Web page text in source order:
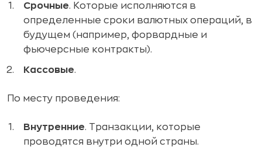
Срочные. Которые исполняются в
определенные сроки валютных операций, в
будущем (например, форвардные и
фьючерсные контракты).
Кассовые.
По месту проведения:
Внутренние. Транзакции, которые
проводятся внутри одной страны.